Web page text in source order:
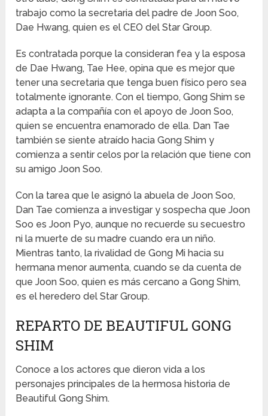
trabajo como la secretaria del padre de Joon Soo,
Dae Hwang, quien es el CEO del Star Group.
Es contratada porque la consideran fea y la esposa
de Dae Hwang, Tae Hee, opina que es mejor que
tener una secretaria que tenga buen físico pero sea
totalmente ignorante. Con el tiempo, Gong Shim se
adapta a la compañía con el apoyo de Joon Soo,
quien se encuentra enamorado de ella. Dan Tae
también se siente atraído hacia Gong Shim y
comienza a sentir celos por la relación que tiene con
su amigo Joon Soo.
Con la tarea que le asignó la abuela de Joon Soo,
Dan Tae comienza a investigar y sospecha que Joon
Soo es Joon Pyo, aunque no recuerde su secuestro
ni la muerte de su madre cuando era un niño.
Mientras tanto, la rivalidad de Gong Mi hacia su
hermana menor aumenta, cuando se da cuenta de
que Joon Soo, quien es más cercano a Gong Shim,
es el heredero del Star Group.
REPARTO DE BEAUTIFUL GONG
SHIM
Conoce a los actores que dieron vida a los
personajes principales de la hermosa historia de
Beautiful Gong Shim.